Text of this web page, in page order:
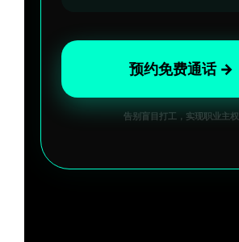
预约免费通话 →
告别盲目打工，实现职业主权